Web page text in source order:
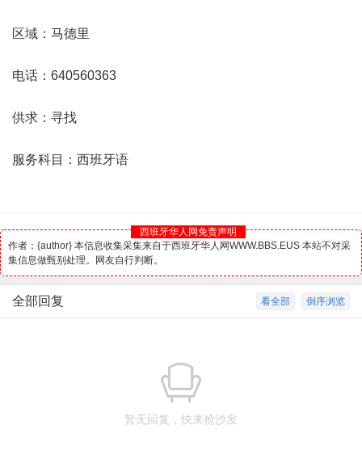
区域：马德里
电话：640560363
供求：寻找
服务科目： 西班牙语
西班牙华人网免责声明
作者：{author} 本信息收集采集来自于西班牙华人网WWW.BBS.EUS 本站不对采
集信息做甄别处理。网友自行判断。
倒序浏览
看全部
全部回复
暂无回复，快来抢沙发